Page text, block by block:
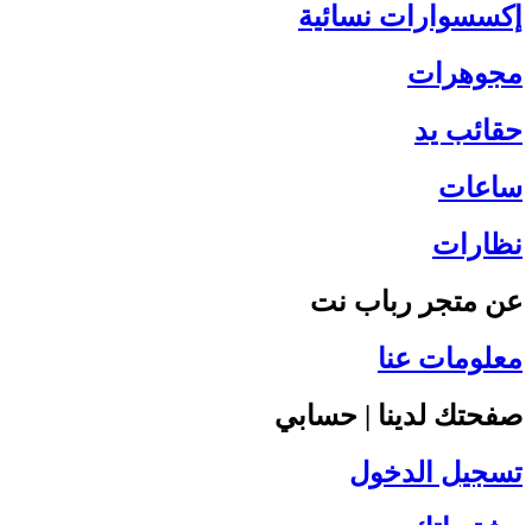
إكسسوارات نسائية
مجوهرات
حقائب يد
ساعات
نظارات
عن متجر رباب نت
معلومات عنا
صفحتك لدينا | حسابي
تسجيل الدخول